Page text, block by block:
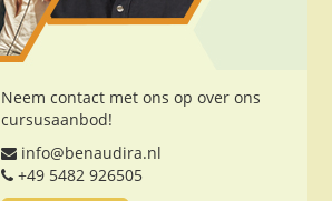
Neem contact met ons op over ons
cursusaanbod!
info@benaudira.nl
+49 5482 926505